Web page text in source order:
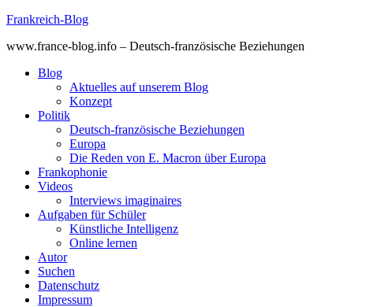
Skip
content
Frankreich-Blog
www.france-blog.info – Deutsch-französische Beziehungen
Blog
Aktuelles auf unserem Blog
Konzept
Politik
Deutsch-französische Beziehungen
Europa
Die Reden von E. Macron über Europa
Frankophonie
Videos
Interviews imaginaires
Aufgaben für Schüler
Künstliche Intelligenz
Online lernen
Autor
Suchen
Datenschutz
Impressum